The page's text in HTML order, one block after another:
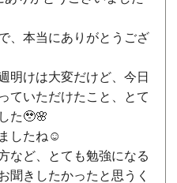
、本当にありがとうござ
明けは大変だけど、今日
ていただけたこと、とて
た🥹🌸
したね☺️
など、とても勉強になる
聞きしたかったと思うく